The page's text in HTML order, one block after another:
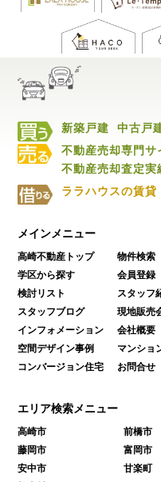
新築戸建 中古戸
不動産売却専門サ
不動産売却査定実
ララハウスの賃貸
メインメニュー
高崎不動産トップ 物件検索
学区から探す
会員登録
検討リスト
スタッフ
スタッフブログ
現地販売
インフォメーション
会社概要
空間デザイン事例
マンショ
コンバージョン住宅
お問合せ
エリア検索メニュー
高崎市 前橋市
藤岡市
富岡市
安中市
甘楽町